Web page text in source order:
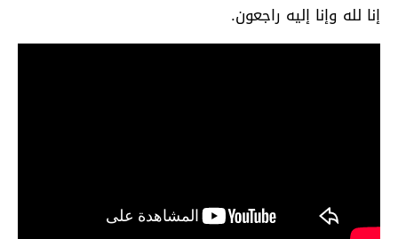
إنا لله وإنا إليه راجعون.